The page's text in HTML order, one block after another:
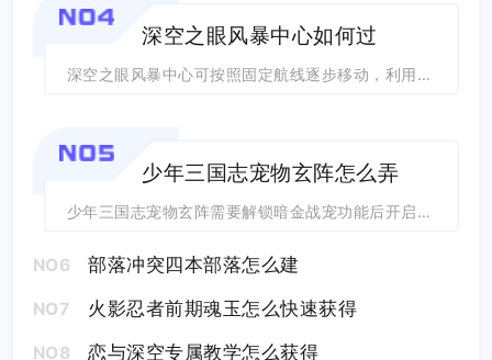
NO4
深空之眼风暴中心如何过
深空之眼风暴中心可按照固定航线逐步移动，利用漩涡触发敌人位置变化，借助红色礁石的...
NO5
少年三国志宠物玄阵怎么弄
少年三国志宠物玄阵需要解锁暗金战宠功能后开启，进入战宠界面选中暗金宠物即可找到玄...
NO6 部落冲突四本部落怎么建
NO7 火影忍者前期魂玉怎么快速获得
NO8 恋与深空专属教学怎么获得